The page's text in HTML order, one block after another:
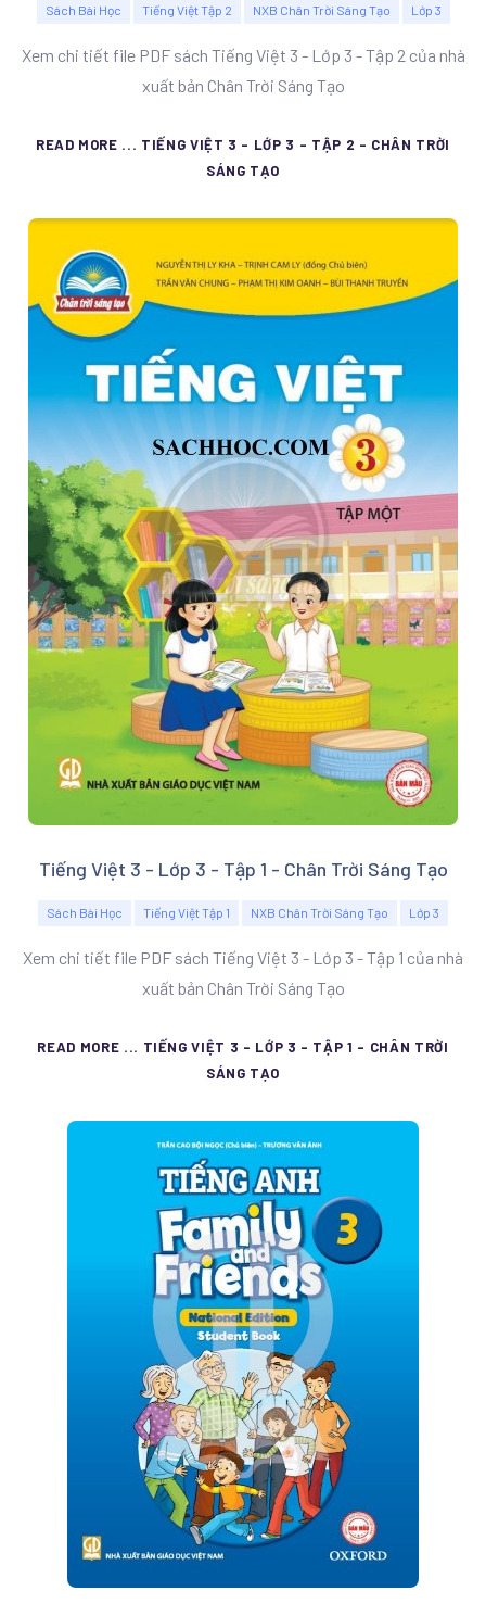
Sách Bài Học Tiếng Việt Tập 2 NXB Chân Trời Sáng Tạo Lớp 3
Xem chi tiết file PDF sách Tiếng Việt 3 - Lớp 3 - Tập 2 của nhà
xuất bản Chân Trời Sáng Tạo
READ MORE ... TIẾNG VIỆT 3 - LỚP 3 - TẬP 2 - CHÂN TRỜI
SÁNG TẠO
Tiếng Việt 3 - Lớp 3 - Tập 1 - Chân Trời Sáng Tạo
Sách Bài Học Tiếng Việt Tập 1 NXB Chân Trời Sáng Tạo Lớp 3
Xem chi tiết file PDF sách Tiếng Việt 3 - Lớp 3 - Tập 1 của nhà
xuất bản Chân Trời Sáng Tạo
READ MORE ... TIẾNG VIỆT 3 - LỚP 3 - TẬP 1 - CHÂN TRỜI
SÁNG TẠO